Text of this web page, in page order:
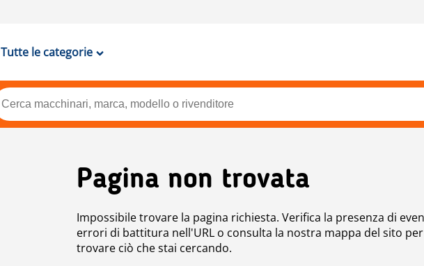
Tutte le categorie
Pagina non trovata
Impossibile trovare la pagina richiesta. Verifica la presenza di
errori di battitura nell'URL o consulta la nostra mappa del sito per
trovare ciò che stai cercando.